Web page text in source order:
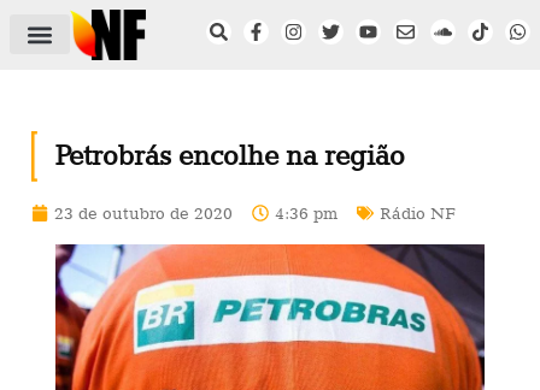
Petrobrás encolhe na região
23 de outubro de 2020 4:36 pm Rádio NF